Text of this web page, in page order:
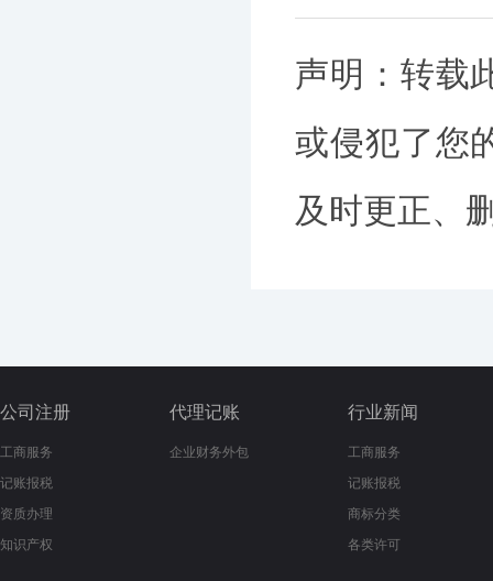
声明：转载
或侵犯了您
及时更正、
公司注册
工商服务
记账报税
资质办理
知识产权
代理记账
企业财务外包
行业新闻
工商服务
记账报税
商标分类
各类许可